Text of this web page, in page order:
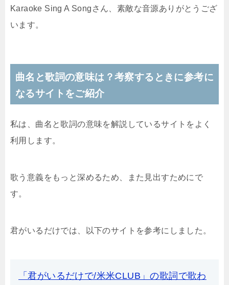
Karaoke Sing A Songさん、素敵な音源ありがとうござ
います。
曲名と歌詞の意味は？考察するときに参考に
なるサイトをご紹介
私は、曲名と歌詞の意味を解説しているサイトをよく
利用します。
歌う意義をもっと深めるため、また見出すためにで
す。
君がいるだけでは、以下のサイトを参考にしました。
「君がいるだけで/米米CLUB」の歌詞で歌わ